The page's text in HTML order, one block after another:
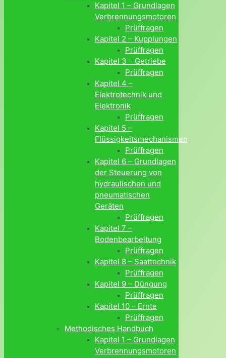
Kapitel 1 – Grundlagen
Verbrennungsmotoren
Prüffragen
Kapitel 2 – Kupplungen
Prüffragen
Kapitel 3 – Getriebe
Prüffragen
Kapitel 4 –
Elektrotechnik und
Elektronik
Prüffragen
Kapitel 5 –
Flüssigkeitsmechanismen
Prüffragen
Kapitel 6 – Grundlagen
der Steuerung von
hydraulischen und
pneumatischen
Geräten
Prüffragen
Kapitel 7 –
Bodenbearbeitung
Prüffragen
Kapitel 8 – Saattechnik
Prüffragen
Kapitel 9 – Düngung
Prüffragen
Kapitel 10 – Ernte
Prüffragen
Methodisches Handbuch
Kapitel 1 – Grundlagen
Verbrennungsmotoren